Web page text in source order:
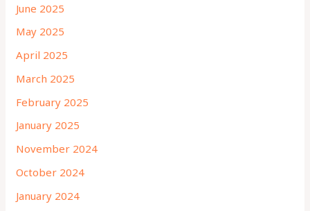
June 2025
May 2025
April 2025
March 2025
February 2025
January 2025
November 2024
October 2024
January 2024